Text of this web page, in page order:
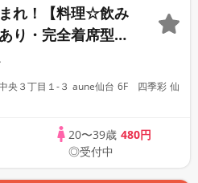
れ！【料理☆飲み
り・完全着席型】
多数・初参加も
央３丁目１-３ aune仙台 6F 四季彩 仙
20〜39歳 480円
◎受付中